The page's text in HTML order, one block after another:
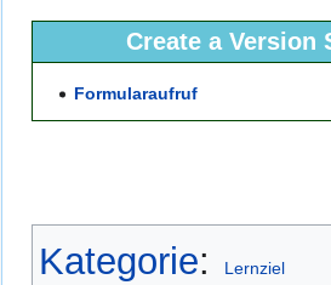
Create a Version
Formularaufruf
Kategorie: Lernziel